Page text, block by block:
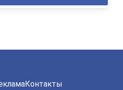
Контакты